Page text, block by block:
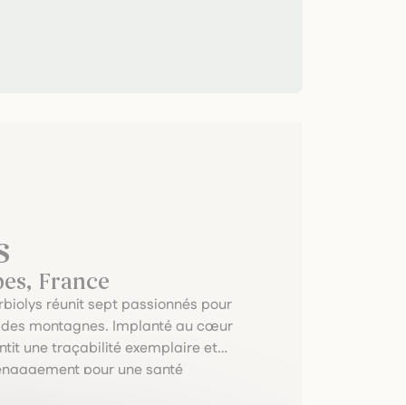
France
réunit sept passionnés pour
montagnes. Implanté au cœur
une traçabilité exemplaire et
pour une santé